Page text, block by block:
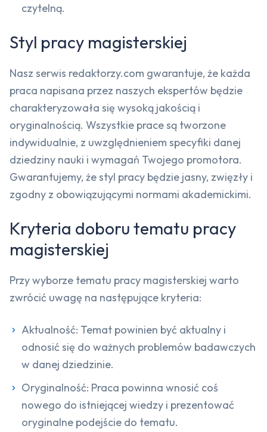
czytelną.
Styl pracy magisterskiej
Nasz serwis redaktorzy.com gwarantuje, że każda
praca napisana przez naszych ekspertów będzie
charakteryzowała się wysoką jakością i
oryginalnością. Wszystkie prace są tworzone
indywidualnie, z uwzględnieniem specyfiki danej
dziedziny nauki i wymagań Twojego promotora.
Gwarantujemy, że styl pracy będzie jasny, zwięzły i
zgodny z obowiązującymi normami akademickimi.
Kryteria doboru tematu pracy
magisterskiej
Przy wyborze tematu pracy magisterskiej warto
zwrócić uwagę na następujące kryteria:
Aktualność: Temat powinien być aktualny i
odnosić się do ważnych problemów badawczych
w danej dziedzinie.
Oryginalność: Praca powinna wnosić coś
nowego do istniejącej wiedzy i prezentować
oryginalne podejście do tematu.